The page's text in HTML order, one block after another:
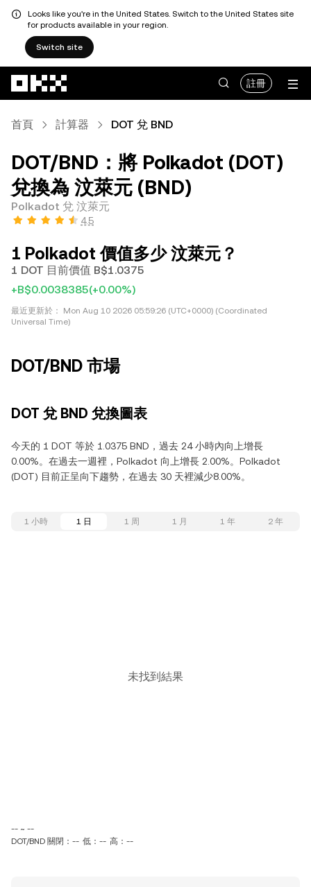
Looks like you're in the United States. Switch to the United States site
for products available in your region.
Switch site
註冊
首頁 計算器 DOT 兌 BND
DOT/BND：將 Polkadot (DOT)
兌換為 汶萊元 (BND)
Polkadot 兌 汶萊元
4.5
1 Polkadot 價值多少 汶萊元？
1 DOT 目前價值 B$1.0375
+B$0.0038385(+0.00%)
最近更新於：
Mon Aug 10 2026 05:59:26 (UTC+0000) (Coordinated
Universal Time)
DOT/BND 市場
DOT 兌 BND 兌換圖表
今天的 1 DOT 等於 1.0375 BND，過去 24 小時內向上增長
0.00%。在過去一週裡，Polkadot 向上增長 2.00%。Polkadot
(DOT) 目前正呈向下趨勢，在過去 30 天裡減少8.00%。
1 小時 1 日 1 周 1 月 1 年 2 年
未找到結果
-- ~ --
DOT/BND 關閉：-- 低：-- 高：--